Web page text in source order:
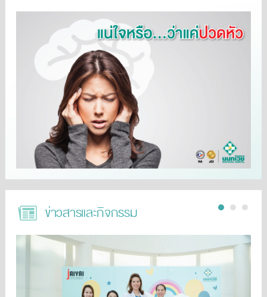
ข่าวสารและกิจกรรม